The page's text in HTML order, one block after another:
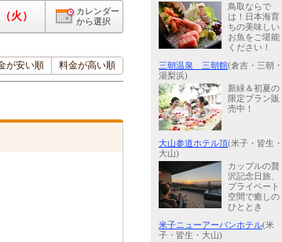
火）
カレンダー
から選択
が安い順 料金が高い順
鳥取ならで
は！日本海育
ちの美味しい
お魚をご堪能
ください！
三朝温泉 三朝館(倉吉・三朝・
湯梨浜)
新緑＆初夏の
限定プラン販
売中！
大山参道ホテル頂(米子・皆生・
大山)
カップルの贅
沢記念日旅、
プライベート
空間で癒しの
ひととき
米子ニューアーバンホテル(米
子・皆生・大山)